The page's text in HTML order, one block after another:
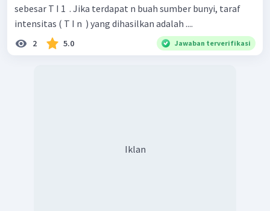
sebesar T I 1 ​ . Jika terdapat n buah sumber bunyi, taraf
intensitas ( T I n ​ ) yang dihasilkan adalah ....
2 5.0 Jawaban terverifikasi
Iklan